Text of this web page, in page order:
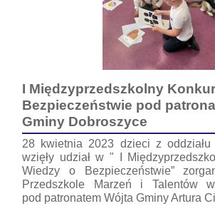
I Międzyprzedszkolny
Bezpieczeństwie pod
Gminy Dobroszyce
28 kwietnia 2023 dzieci z oddziału
wzięły udział w " I
Wiedzy o Bezpieczeństwie”
Przedszkole Marzeń i Talentów
pod patronatem Wójta Gminy Artura